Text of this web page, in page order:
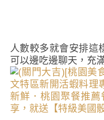
人數較多就會安排這
可以邊吃邊聊天，充